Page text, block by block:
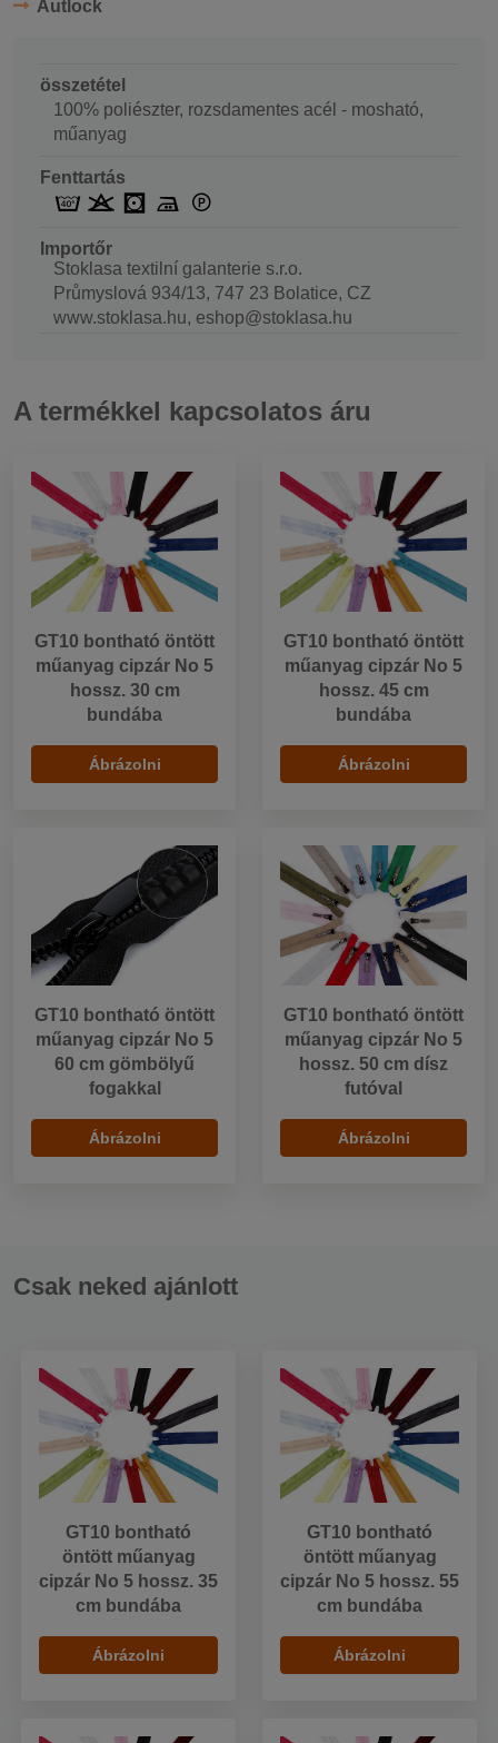
Autlock
összetétel
100% poliészter, rozsdamentes acél - mosható,
műanyag
Fenttartás
Importőr
Stoklasa textilní galanterie s.r.o.
Průmyslová 934/13, 747 23 Bolatice, CZ
www.stoklasa.hu, eshop@stoklasa.hu
A termékkel kapcsolatos áru
GT10 bontható öntött
műanyag cipzár No 5
hossz. 30 cm
bundába
Ábrázolni
GT10 bontható öntött
műanyag cipzár No 5
hossz. 45 cm
bundába
Ábrázolni
GT10 bontható öntött
műanyag cipzár No 5
60 cm gömbölyű
fogakkal
Ábrázolni
GT10 bontható öntött
műanyag cipzár No 5
hossz. 50 cm dísz
futóval
Ábrázolni
Csak neked ajánlott
GT10 bontható
öntött műanyag
cipzár No 5 hossz. 35
cm bundába
Ábrázolni
GT10 bontható
öntött műanyag
cipzár No 5 hossz. 55
cm bundába
Ábrázolni